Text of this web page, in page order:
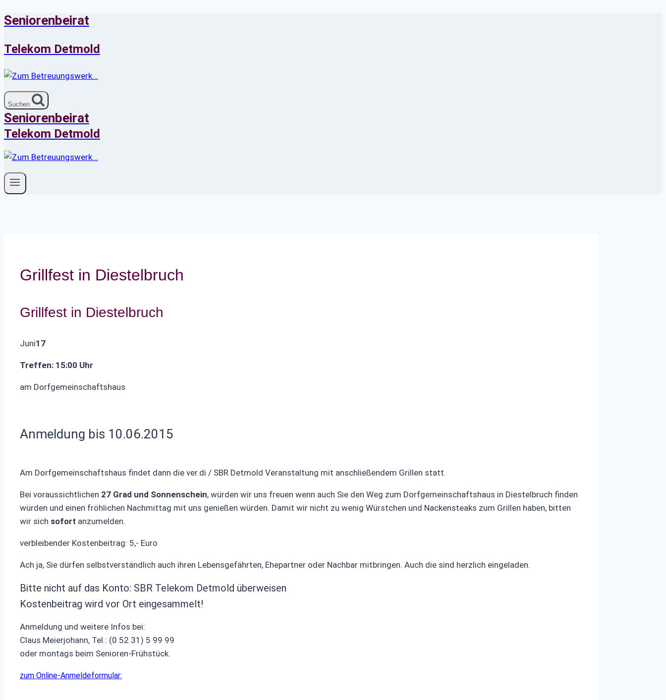
Zum
springen
Seniorenbeirat
Telekom Detmold
Suchen
Seniorenbeirat
Telekom Detmold
Grillfest in Diestelbruch
Grillfest in Diestelbruch
Juni17
Treffen: 15:00 Uhr
am Dorfgemeinschaftshaus
Anmeldung bis 10.06.2015
Am Dorfgemeinschaftshaus findet dann die ver.di / SBR Detmold Veranstaltung mit anschließendem Grillen statt.
Bei voraussichtlichen 27 Grad und Sonnenschein, würden wir uns freuen wenn auch Sie den Weg zum Dorfgemeinschaftshaus in Diestelbruch finden
würden und einen fröhlichen Nachmittag mit uns genießen würden. Damit wir nicht zu wenig Würstchen und Nackensteaks zum Grillen haben, bitten
wir sich sofort anzumelden.
verbleibender Kostenbeitrag: 5,- Euro
Ach ja, Sie dürfen selbstverständlich auch ihren Lebensgefährten, Ehepartner oder Nachbar mitbringen. Auch die sind herzlich eingeladen.
Bitte nicht auf das Konto: SBR Telekom Detmold überweisen
Kostenbeitrag wird vor Ort eingesammelt!
Anmeldung und weitere Infos bei:
Claus Meierjohann, Tel.: (0 52 31) 5 99 99
oder montags beim Senioren-Frühstück.
zum Online-Anmeldeformular: